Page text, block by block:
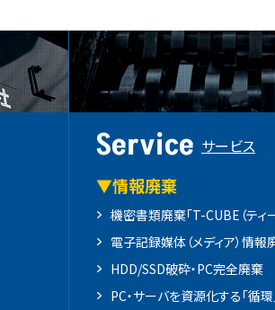
Service サービス
▼情報廃棄
機密書類廃棄「T-CUBE（ティー
電子記録媒体（メディア）情報
HDD/SSD破砕・PC完全廃棄
PC・サーバを資源化する「循